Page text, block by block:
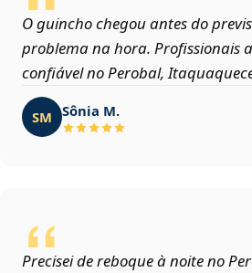
O guincho chegou antes do
problema na hora. Profissionais
confiável no Perobal,
SM Sônia M.
Precisei de reboque à noite no